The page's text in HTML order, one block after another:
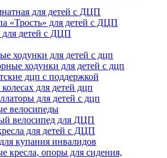
для детей с ДЦП
«Трость» для детей с ДЦП
для детей с ДЦП
ходунки для детей с дцп
ходунки для детей с дцп
дцп с поддержкой
для детей дцп
для детей с дцп
велосипеды
велосипед для ДЦП
для детей с ДЦП
купания инвалидов
кресла, опоры для сидения,